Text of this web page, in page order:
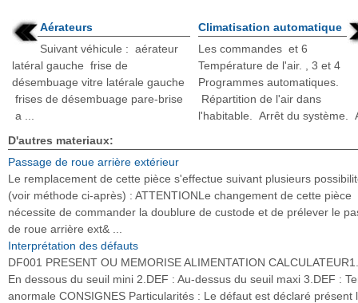
Aérateurs
Suivant véhicule : aérateur
latéral gauche frise de
désembuage vitre latérale gauche
frises de désembuage pare-brise
a ...
Climatisation automatique
Les commandes et 6
Température de l'air. , 3 et 4
Programmes automatiques.
Répartition de l'air dans
l'habitable. Arrêt du système.
D'autres materiaux:
Passage de roue arrière extérieur
Le remplacement de cette pièce s'effectue suivant plusieurs
(voir méthode ci-après) : ATTENTIONLe changement de cette pièce
nécessite de commander la doublure de custode et de prélever le
de roue arrière ext& ...
Interprétation des défauts
DF001 PRESENT OU MEMORISE ALIMENTATION
En dessous du seuil mini 2.DEF : Au-dessus du seuil maxi 3.DEF :
anormale CONSIGNES Particularités : Le défaut est déclaré présent